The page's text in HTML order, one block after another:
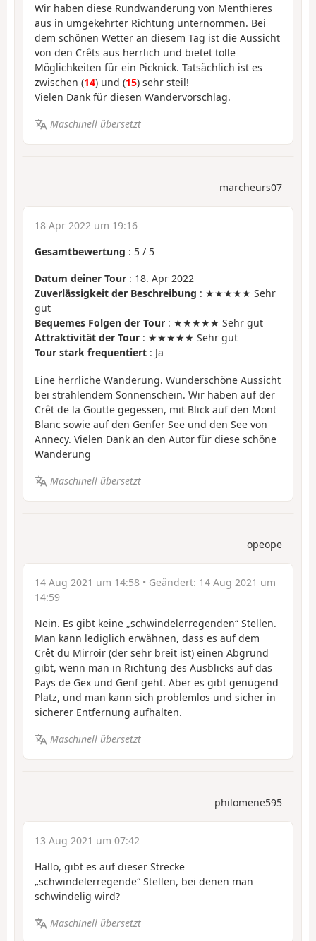
Wir haben diese Rundwanderung von Menthieres
aus in umgekehrter Richtung unternommen. Bei
dem schönen Wetter an diesem Tag ist die Aussicht
von den Crêts aus herrlich und bietet tolle
Möglichkeiten für ein Picknick. Tatsächlich ist es
zwischen (14) und (15) sehr steil!
Vielen Dank für diesen Wandervorschlag.
Maschinell übersetzt
marcheurs07
18 Apr 2022 um 19:16
Gesamtbewertung : 5 / 5
Datum deiner Tour : 18. Apr 2022
Zuverlässigkeit der Beschreibung : ★★★★★ Sehr
gut
Bequemes Folgen der Tour : ★★★★★ Sehr gut
Attraktivität der Tour : ★★★★★ Sehr gut
Tour stark frequentiert : Ja
Eine herrliche Wanderung. Wunderschöne Aussicht
bei strahlendem Sonnenschein. Wir haben auf der
Crêt de la Goutte gegessen, mit Blick auf den Mont
Blanc sowie auf den Genfer See und den See von
Annecy. Vielen Dank an den Autor für diese schöne
Wanderung
Maschinell übersetzt
opeope
14 Aug 2021 um 14:58 • Geändert: 14 Aug 2021 um
14:59
Nein. Es gibt keine „schwindelerregenden“ Stellen.
Man kann lediglich erwähnen, dass es auf dem
Crêt du Mirroir (der sehr breit ist) einen Abgrund
gibt, wenn man in Richtung des Ausblicks auf das
Pays de Gex und Genf geht. Aber es gibt genügend
Platz, und man kann sich problemlos und sicher in
sicherer Entfernung aufhalten.
Maschinell übersetzt
philomene595
13 Aug 2021 um 07:42
Hallo, gibt es auf dieser Strecke
„schwindelerregende“ Stellen, bei denen man
schwindelig wird?
Maschinell übersetzt